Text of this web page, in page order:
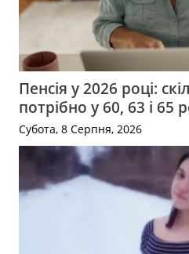
Пенсія у 2026 році:
потрібно у 60, 63 і 65
Субота, 8 Серпня, 2026